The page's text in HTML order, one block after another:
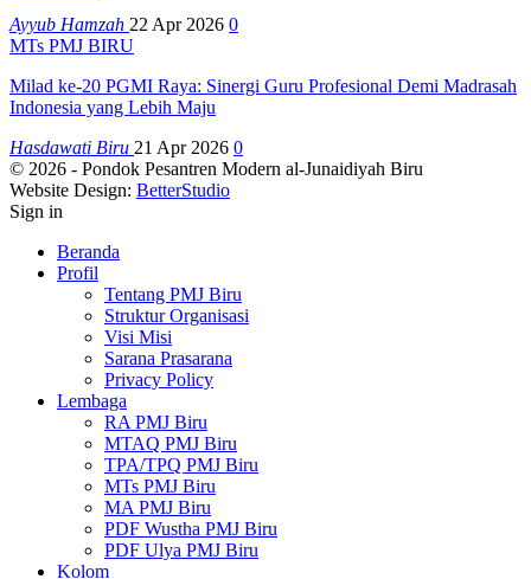
Ayyub Hamzah 22 Apr 2026 0
MTs PMJ BIRU
Milad ke-20 PGMI Raya: Sinergi Guru Profesional Demi Madrasah
Indonesia yang Lebih Maju
Hasdawati Biru 21 Apr 2026 0
© 2026 - Pondok Pesantren Modern al-Junaidiyah Biru
Website Design: BetterStudio
Sign in
Beranda
Profil
Tentang PMJ Biru
Struktur Organisasi
Visi Misi
Sarana Prasarana
Privacy Policy
Lembaga
RA PMJ Biru
MTAQ PMJ Biru
TPA/TPQ PMJ Biru
MTs PMJ Biru
MA PMJ Biru
PDF Wustha PMJ Biru
PDF Ulya PMJ Biru
Kolom